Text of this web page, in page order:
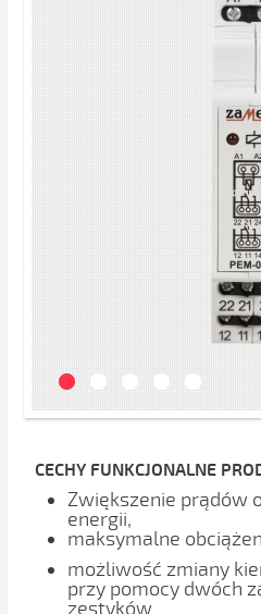
CECHY FUNKCJONALNE
Zwiększenie prądów
energii,
maksymalne
możliwość zmiany
przy pomocy dwóch
zestyków